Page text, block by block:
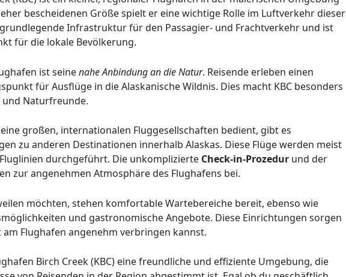
bescheidenen Größe spielt er eine wichtige Rolle im Luftverkehr dieser
Infrastruktur für den Passagier- und Frachtverkehr und ist
für die lokale Bevölkerung.
ist seinenahe Anbindung an die Natur. Reisende erleben einen
für Ausflüge in die Alaskanische Wildnis. Dies macht KBC besonders
Naturfreunde.
großen, internationalen Fluggesellschaften bedient, gibt es
zu anderen Destinationen innerhalb Alaskas. Diese Flüge werden meist
durchgeführt. Die unkomplizierte Check-in-Prozedur und der
zur angenehmen Atmosphäre des Flughafens bei.
möchten, stehen komfortable Wartebereiche bereit, ebenso wie
und gastronomische Angebote. Diese Einrichtungen sorgen
am Flughafen angenehm verbringen kannst.
Birch Creek (KBC) eine freundliche und effiziente Umgebung, die